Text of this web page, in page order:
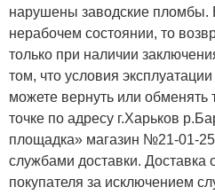
нарушены заводские пломбы.
нерабочем состоянии, то
только при наличии
том, что условия
можете вернуть или обменять
точке по адресу г.Харьков
площадка» магазин №21-01-
службами доставки. Доставка
покупателя за исключением